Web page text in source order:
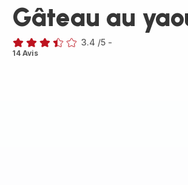
Gâteau au
ratings.3.4
3.4 /5 -
14 Avis